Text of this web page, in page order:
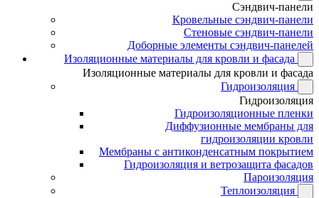
Сэндвич-панели
Кровельные сэндвич-панели
Стеновые сэндвич-панели
Доборные элементы сэндвич-панелей
Изоляционные материалы для кровли и фасада
Изоляционные материалы для кровли и фасада
Гидроизоляция
Гидроизоляция
Гидроизоляционные пленки
Диффузионные мембраны для
гидроизоляции кровли
Мембраны с антиконденсатным покрытием
Гидроизоляция и ветрозащита фасадов
Пароизоляция
Теплоизоляция